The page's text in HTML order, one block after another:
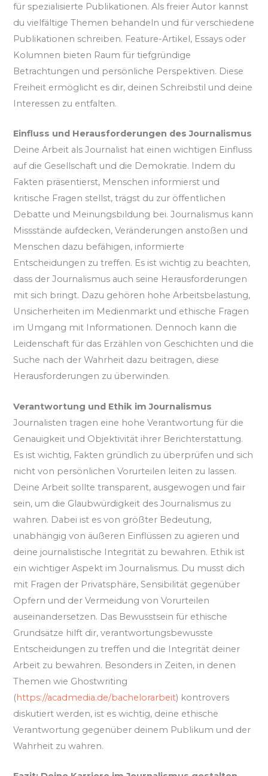
für spezialisierte Publikationen. Als freier Autor kannst
du vielfältige Themen behandeln und für verschiedene
Publikationen schreiben. Feature-Artikel, Essays oder
Kolumnen bieten Raum für tiefgründige
Betrachtungen und persönliche Perspektiven. Diese
Freiheit ermöglicht es dir, deinen Schreibstil und deine
Interessen zu entfalten.
Einfluss und Herausforderungen des Journalismus
Deine Arbeit als Journalist hat einen wichtigen Einfluss
auf die Gesellschaft und die Demokratie. Indem du
Fakten präsentierst, Menschen informierst und
kritische Fragen stellst, trägst du zur öffentlichen
Debatte und Meinungsbildung bei. Journalismus kann
Missstände aufdecken, Veränderungen anstoßen und
Menschen dazu befähigen, informierte
Entscheidungen zu treffen. Es ist wichtig zu beachten,
dass der Journalismus auch seine Herausforderungen
mit sich bringt. Dazu gehören hohe Arbeitsbelastung,
Unsicherheiten im Medienmarkt und ethische Fragen
im Umgang mit Informationen. Dennoch kann die
Leidenschaft für das Erzählen von Geschichten und die
Suche nach der Wahrheit dazu beitragen, diese
Herausforderungen zu überwinden.
Verantwortung und Ethik im Journalismus
Journalisten tragen eine hohe Verantwortung für die
Genauigkeit und Objektivität ihrer Berichterstattung.
Es ist wichtig, Fakten gründlich zu überprüfen und sich
nicht von persönlichen Vorurteilen leiten zu lassen.
Deine Arbeit sollte transparent, ausgewogen und fair
sein, um die Glaubwürdigkeit des Journalismus zu
wahren. Dabei ist es von größter Bedeutung,
unabhängig von äußeren Einflüssen zu agieren und
deine journalistische Integrität zu bewahren. Ethik ist
ein wichtiger Aspekt im Journalismus. Du musst dich
mit Fragen der Privatsphäre, Sensibilität gegenüber
Opfern und der Vermeidung von Vorurteilen
auseinandersetzen. Das Bewusstsein für ethische
Grundsätze hilft dir, verantwortungsbewusste
Entscheidungen zu treffen und die Integrität deiner
Arbeit zu bewahren. Besonders in Zeiten, in denen
Themen wie Ghostwriting
(https://acadmedia.de/bachelorarbeit) kontrovers
diskutiert werden, ist es wichtig, deine ethische
Verantwortung gegenüber deinem Publikum und der
Wahrheit zu wahren.